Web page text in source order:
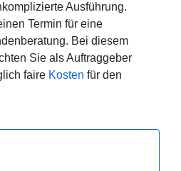
Ausführung.
Termin für eine
Bei diesem
Sie als Auftraggeber
faire Kosten für den